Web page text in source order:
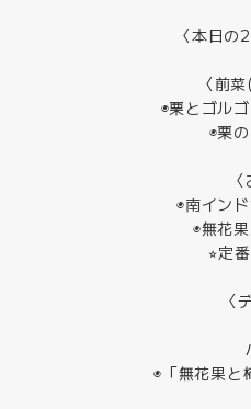
〈本日の
〈前
◉栗とゴル
◉栗
◉南イン
◉無花
⭐︎定
〈
◉「無花果と